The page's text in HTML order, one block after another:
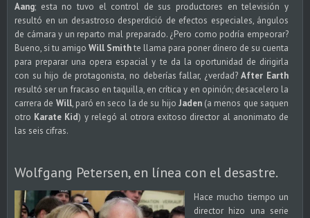
Aang; esta no tuvo el control de sus productores en televisión y
resultó en un desastroso desperdició de efectos especiales, ángulos
de cámara y un reparto mal preparado. ¿Pero como podría empeorar?
Bueno, si tu amigo Will Smithte llama para poner dinero de su cuenta
para preparar una opera espacial y te da la oportunidad de dirigirla
con su hijo de protagonista, no deberías fallar, ¿verdad?After Earth
resultó ser un fracaso en taquilla, en crítica y en opinión; desacelero la
carrera de Will, paró en seco la de su hijo Jaden(a menos que saquen
otro Karate Kid) y relegó al otrora exitoso director al anonimato de
las seis cifras.
Wolfgang Petersen, en línea con el desastre.
Hace mucho tiempo un
director hizo una serie